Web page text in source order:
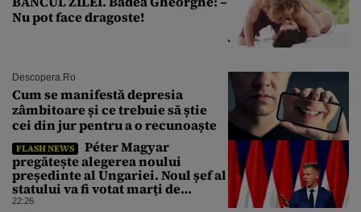
Nu pot face dragoste!
Descopera.ro
Cum se manifestă depresia
zâmbitoare și ce trebuie să știe
cei din jur pentru a o recunoaște
FLASH NEWS
Péter Magyar
pregătește alegerea noului
președinte al Ungariei. Noul șef al
statului va fi votat marți de
Parlament
22:26